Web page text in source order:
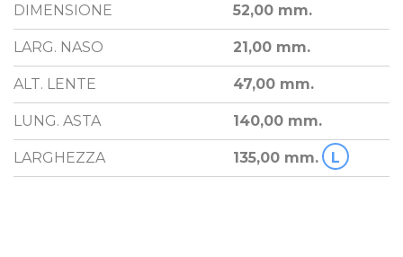
DIMENSIONE 52,00 mm.
LARG. NASO 21,00 mm.
ALT. LENTE 47,00 mm.
LUNG. ASTA 140,00 mm.
LARGHEZZA 135,00 mm. L